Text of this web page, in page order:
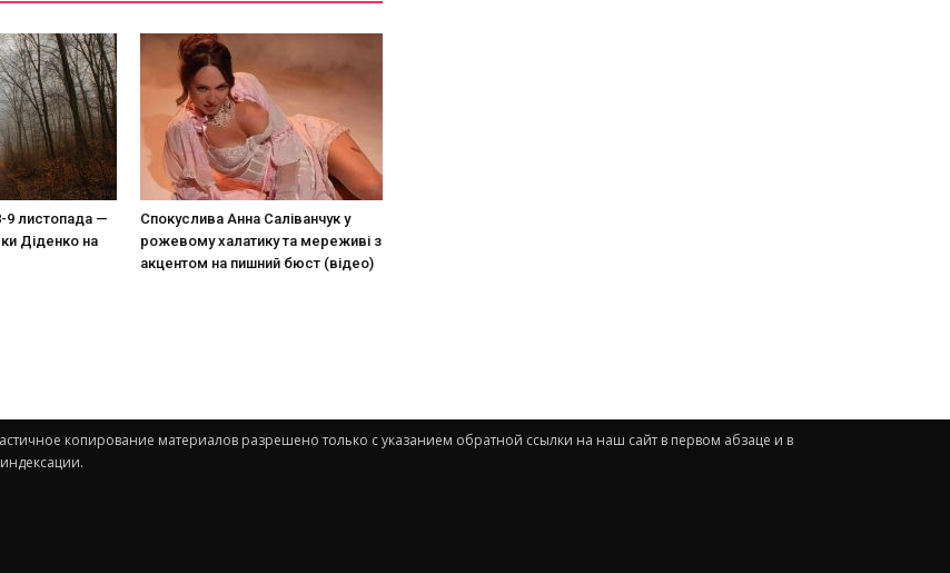
9 листопада —
Діденко на
Спокуслива Анна Саліванчук у
рожевому халатику та мереживі з
акцентом на пишний бюст (відео)
копирование материалов разрешено только с указанием обратной ссылки на наш сайт в первом абзаце и в